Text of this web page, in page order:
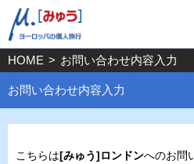
HOME > お問い合わせ内容入力
お問い合わせ内容入力
こちらは[みゅう]ロンドンへのお問